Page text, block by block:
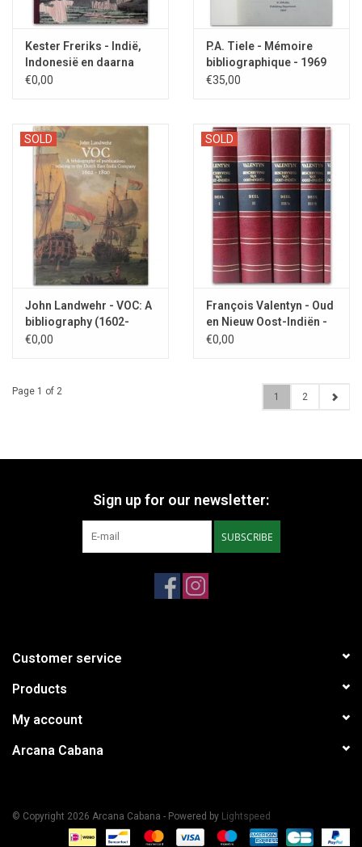
Kester Freriks - Indië,
Indonesië en daarna
2021
€0,00
P.A. Tiele - Mémoire
bibliographique - 1969
€35,00
SOLD
John Landwehr - VOC: A
bibliography (1602-
1800) - 1991
€0,00
SOLD
François Valentyn - Oud
en Nieuw Oost-Indiën -
2002
€0,00
Page 1 of 2 1 2
Sign up for our newsletter:
SUBSCRIBE
Customer service
Products
My account
Arcana Cabana
© Copyright 2026 Arcana Cabana - Powered by Lightspeed